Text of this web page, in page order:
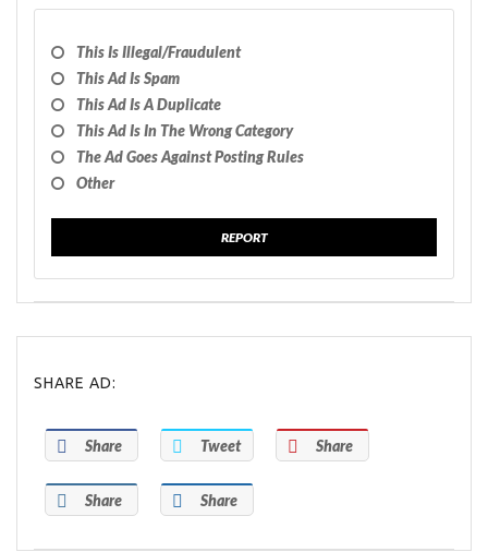
This Is Illegal/fraudulent
This Ad Is Spam
This Ad Is A Duplicate
This Ad Is In The Wrong Category
The Ad Goes Against Posting Rules
Other
REPORT
SHARE AD:
Share Tweet Share
Share Share